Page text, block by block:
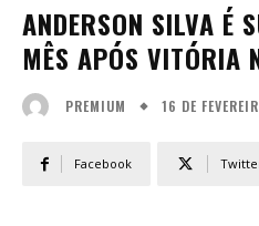
ANDERSON SILVA É
MÊS APÓS VITÓRIA
PREMIUM 16 DE
Facebook